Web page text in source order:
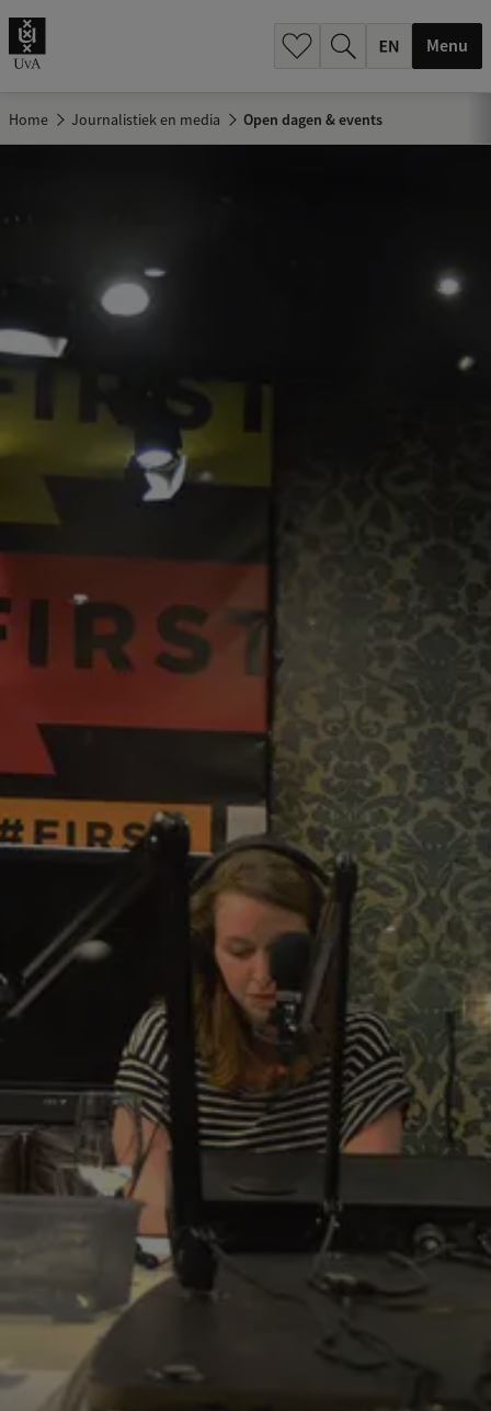
Menu
Home Journalistiek en media Open dagen & events